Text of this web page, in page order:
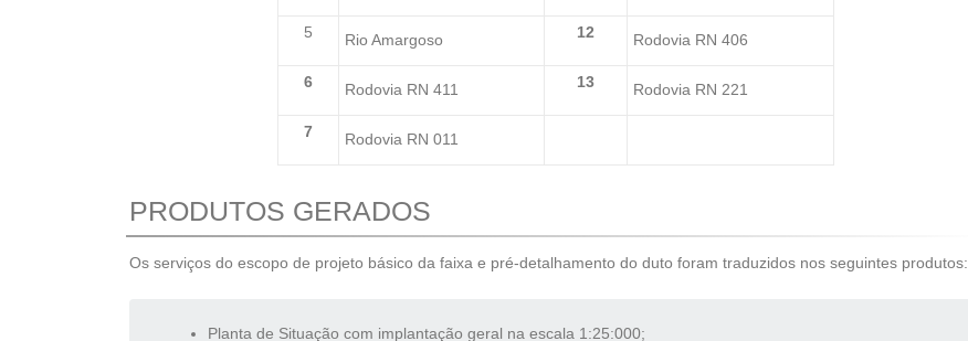
5 Rio Amargoso 12 Rodovia RN 406
6 Rodovia RN 411 13 Rodovia RN 221
7 Rodovia RN 011
PRODUTOS GERADOS
Os serviços do escopo de projeto básico da faixa e pré-detalhamento do duto foram traduzidos nos seguintes produtos:
Planta de Situação com implantação geral na escala 1:25:000;